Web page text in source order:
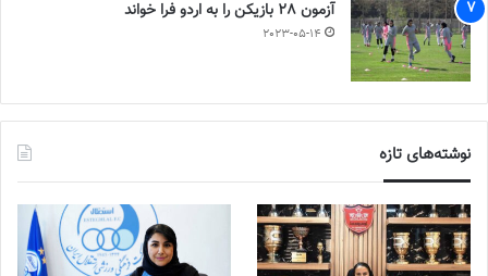
آزمون 28 بازیکن را به اردو فرا خواند
2023-05-14
نوشته‌های تازه